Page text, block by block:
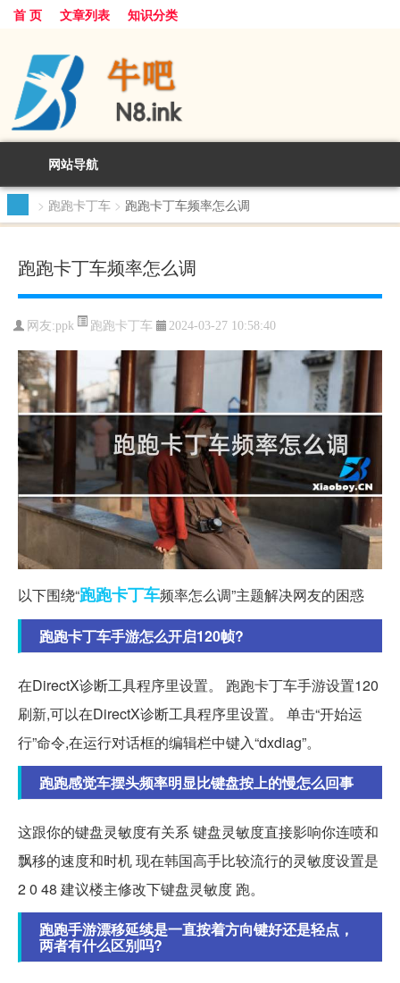
首 页 文章列表 知识分类
网站导航
> 跑跑卡丁车 > 跑跑卡丁车频率怎么调
跑跑卡丁车频率怎么调
网友:ppk 跑跑卡丁车 2024-03-27 10:58:40
以下围绕“跑跑卡丁车频率怎么调”主题解决网友的困惑
跑跑卡丁车手游怎么开启120帧?
在DirectX诊断工具程序里设置。 跑跑卡丁车手游设置120
刷新,可以在DirectX诊断工具程序里设置。 单击“开始运
行”命令,在运行对话框的编辑栏中键入“dxdiag”。
跑跑感觉车摆头频率明显比键盘按上的慢怎么回事
这跟你的键盘灵敏度有关系 键盘灵敏度直接影响你连喷和
飘移的速度和时机 现在韩国高手比较流行的灵敏度设置是
2 0 48 建议楼主修改下键盘灵敏度 跑。
跑跑手游漂移延续是一直按着方向键好还是轻点，
两者有什么区别吗?